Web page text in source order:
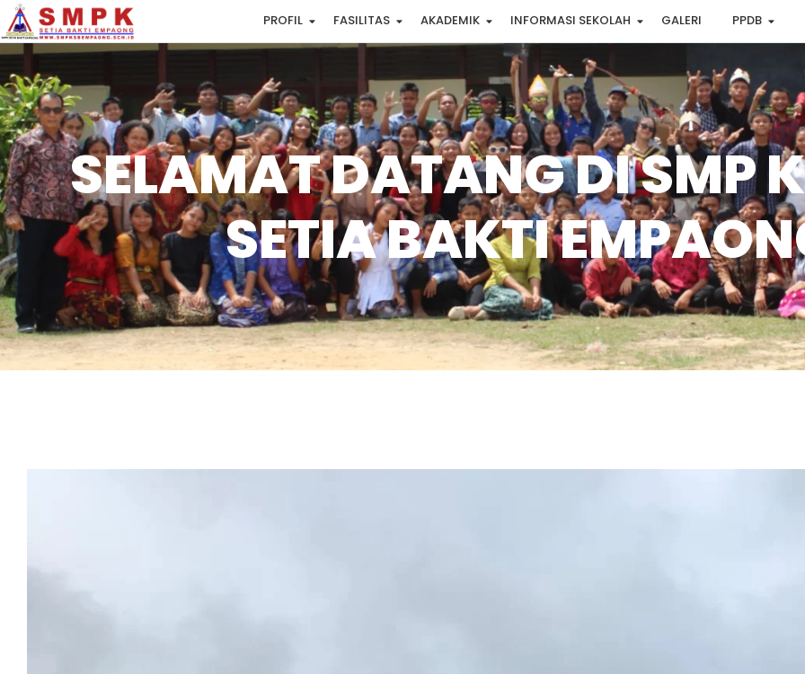
PROFIL FASILITAS AKADEMIK INFORMASI SEKOLAH GALERI PPDB
SELAMAT DATANG DI SMP
SETIA BAKTI